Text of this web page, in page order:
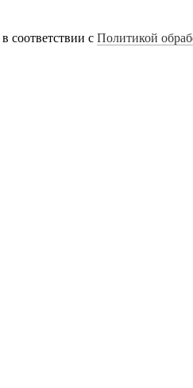
в соответствии с Политикой